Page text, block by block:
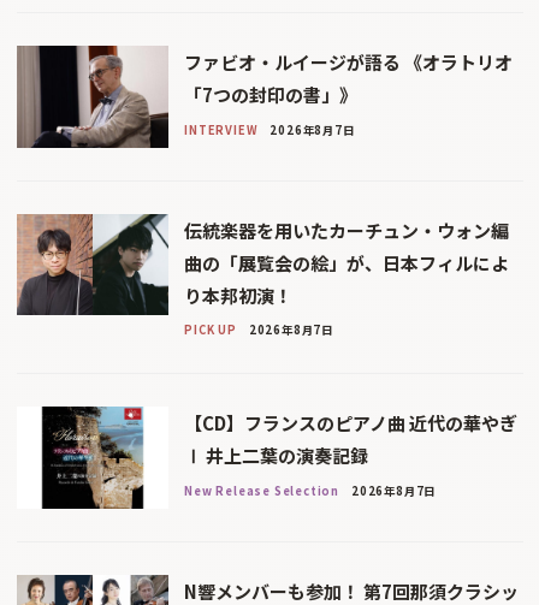
ファビオ・ルイージが語る 《オラトリオ
「7つの封印の書」》
INTERVIEW 2026年8月7日
伝統楽器を用いたカーチュン・ウォン編
曲の「展覧会の絵」が、日本フィルによ
り本邦初演！
PICK UP 2026年8月7日
【CD】フランスのピアノ曲 近代の華やぎ
Ⅰ 井上二葉の演奏記録
New Release Selection 2026年8月7日
N響メンバーも参加！ 第7回那須クラシッ